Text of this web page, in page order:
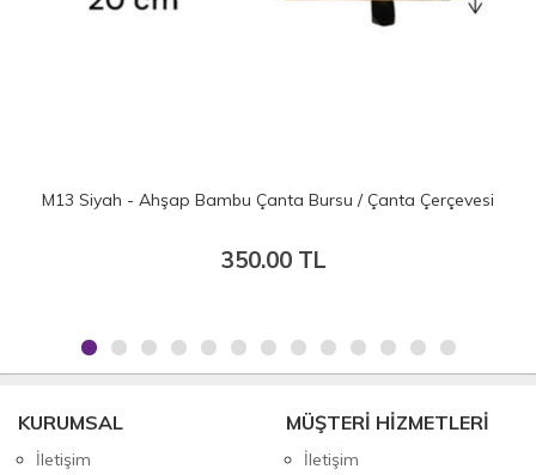
M13 Siyah - Ahşap Bambu Çanta Bursu / Çanta Çerçevesi
350.00 TL
KURUMSAL
İletişim
MÜŞTERİ HİZMETLERİ
İletişim